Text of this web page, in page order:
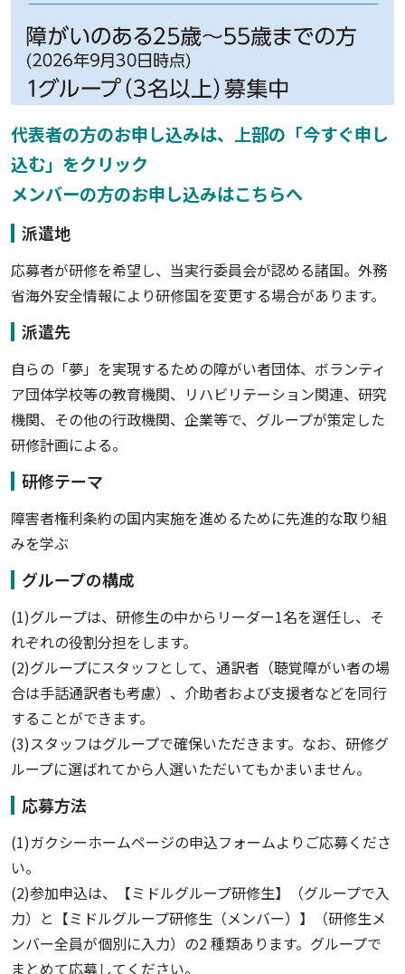
代表者の方のお申し込みは、上部の「今すぐ申し
込む」をクリック
メンバーの方のお申し込みはこちらへ
派遣地
応募者が研修を希望し、当実行委員会が認める諸国。外務
省海外安全情報により研修国を変更する場合があります。
派遣先
自らの「夢」を実現するための障がい者団体、ボランティ
ア団体学校等の教育機関、リハビリテーション関連、研究
機関、その他の行政機関、企業等で、グループが策定した
研修計画による。
研修テーマ
障害者権利条約の国内実施を進めるために先進的な取り組
みを学ぶ
グループの構成
(1)グループは、研修生の中からリーダー1名を選任し、そ
れぞれの役割分担をします。
(2)グループにスタッフとして、通訳者（聴覚障がい者の場
合は手話通訳者も考慮）、介助者および支援者などを同行
することができます。
(3)スタッフはグループで確保いただきます。なお、研修グ
ループに選ばれてから人選いただいてもかまいません。
応募方法
(1)ガクシーホームページの申込フォームよりご応募くださ
い。
(2)参加申込は、【ミドルグループ研修生】（グループで入
力）と【ミドルグループ研修生（メンバー）】（研修生メ
ンバー全員が個別に入力）の2 種類あります。グループで
まとめて応募してください。